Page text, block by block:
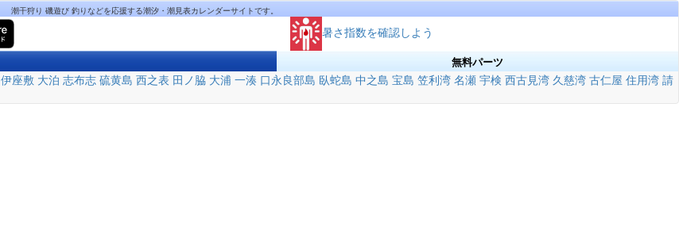
潮干狩り 磯遊び 釣りなどを応援する潮汐・潮見表カレンダーサイトです。
暑さ指数を確認しよう
無料パーツ
伊座敷 大泊 志布志 硫黄島 西之表 田ノ脇 大浦 一湊 口永良部島 臥蛇島 中之島 宝島 笠利湾 名瀬 宇検 西古見湾 久慈湾 古仁屋 住用湾 請